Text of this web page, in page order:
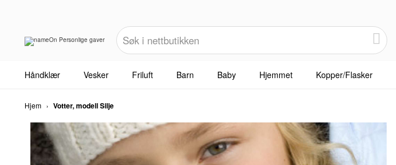
Håndklær Vesker Friluft Barn Baby Hjemmet Kopper/Flasker
Hjem › Votter, modell Silje